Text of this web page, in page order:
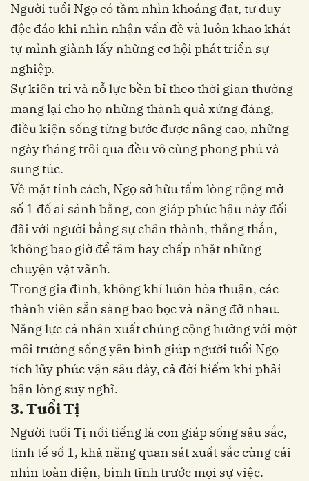
Người tuổi Ngọ có tầm nhìn khoáng đạt, tư duy
độc đáo khi nhìn nhận vấn đề và luôn khao khát
tự mình giành lấy những cơ hội phát triển sự
nghiệp.
Sự kiên trì và nỗ lực bền bỉ theo thời gian thường
mang lại cho họ những thành quả xứng đáng,
điều kiện sống từng bước được nâng cao, những
ngày tháng trôi qua đều vô cùng phong phú và
sung túc.
Về mặt tính cách, Ngọ sở hữu tấm lòng rộng mở
số 1 đố ai sánh bằng, con giáp phúc hậu này đối
đãi với người bằng sự chân thành, thẳng thắn,
không bao giờ để tâm hay chấp nhặt những
chuyện vặt vãnh.
Trong gia đình, không khí luôn hòa thuận, các
thành viên sẵn sàng bao bọc và nâng đỡ nhau.
Năng lực cá nhân xuất chúng cộng hưởng với một
môi trường sống yên bình giúp người tuổi Ngọ
tích lũy phúc vận sâu dày, cả đời hiếm khi phải
bận lòng suy nghĩ.
3. Tuổi Tị
Người tuổi Tị nổi tiếng là con giáp sống sâu sắc,
tinh tế số 1, khả năng quan sát xuất sắc cùng cái
nhìn toàn diện, bình tĩnh trước mọi sự việc.